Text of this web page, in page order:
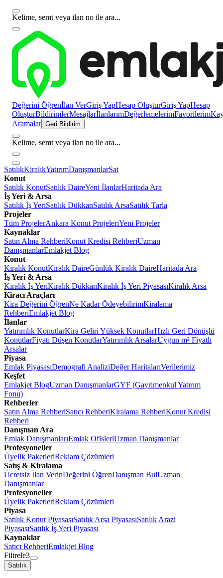
Kelime, semt veya ilan no ile ara...
Değerini Öğrenİlan VerGiriş YapHesap OluşturGiriş YapHesap
OluşturBildirimlerMesajlarİlanlarımDeğerlemelerimFavorilerim
Aramalar Geri Bildirim
Kelime, semt veya ilan no ile ara...
SatılıkKiralıkYatırımDanışmanlarSat
Konut
Satılık KonutSatılık DaireYeni İlanlarHaritada Ara
İş Yeri & Arsa
Satılık İş YeriSatılık DükkanSatılık ArsaSatılık Tarla
Projeler
Tüm ProjelerAnkara Konut ProjeleriYeni Projeler
Kaynaklar
Satın Alma RehberiKonut Kredisi RehberiUzman
DanışmanlarEmlakjet Blog
Konut
Kiralık KonutKiralık DaireGünlük Kiralık DaireHaritada Ara
İş Yeri & Arsa
Kiralık İş YeriKiralık DükkanKiralık İş Yeri PiyasasıKiralık Arsa
Kiracı Araçları
Kira Değerini ÖğrenNe Kadar ÖdeyebilirimKiralama
RehberiEmlakjet Blog
İlanlar
Yatırımlık KonutlarKira Geliri Yüksek KonutlarHızlı Geri Dönüşlü
KonutlarFiyatı Düşen KonutlarYatırımlık ArsalarUygun m² Fiyatlı
Arsalar
Piyasa
Emlak PiyasasıDemografi AnaliziDeğer HaritalarıVerilerimiz
Keşfet
Emlakjet BlogUzman DanışmanlarGYF (Gayrimenkul Yatırım
Fonu)
Rehberler
Satın Alma RehberiSatıcı RehberiKiralama RehberiKonut Kredisi
Rehberi
Danışman Ara
Emlak DanışmanlarıEmlak OfisleriUzman Danışmanlar
Profesyoneller
Üyelik PaketleriReklam Çözümleri
Satış & Kiralama
Ücretsiz İlan VerinDeğerini ÖğrenDanışman BulUzman
Danışmanlar
Profesyoneller
Üyelik PaketleriReklam Çözümleri
Piyasa
Satılık Konut PiyasasıSatılık Arsa PiyasasıSatılık Arazi
PiyasasıSatılık İş Yeri Piyasası
Kaynaklar
Satıcı RehberiEmlakjet Blog
Filtrele3
Satılık